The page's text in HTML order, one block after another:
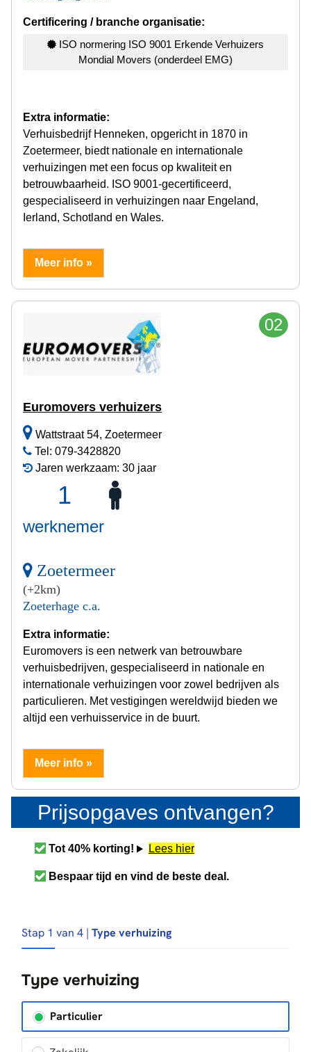
Certificering / branche organisatie:
ISO normering ISO 9001 Erkende Verhuizers
Mondial Movers (onderdeel EMG)
Extra informatie:
Verhuisbedrijf Henneken, opgericht in 1870 in
Zoetermeer, biedt nationale en internationale
verhuizingen met een focus op kwaliteit en
betrouwbaarheid. ISO 9001-gecertificeerd,
gespecialiseerd in verhuizingen naar Engeland,
Ierland, Schotland en Wales.
Meer info »
02
Euromovers verhuizers
Wattstraat 54, Zoetermeer
Tel: 079-3428820
Jaren werkzaam: 30 jaar
1
werknemer
Zoetermeer
(+2km)
Zoeterhage c.a.
Extra informatie:
Euromovers is een netwerk van betrouwbare
verhuisbedrijven, gespecialiseerd in nationale en
internationale verhuizingen voor zowel bedrijven als
particulieren. Met vestigingen wereldwijd bieden we
altijd een verhuisservice in de buurt.
Meer info »
Prijsopgaves ontvangen?
Tot 40% korting! Lees hier
Bespaar tijd en vind de beste deal.